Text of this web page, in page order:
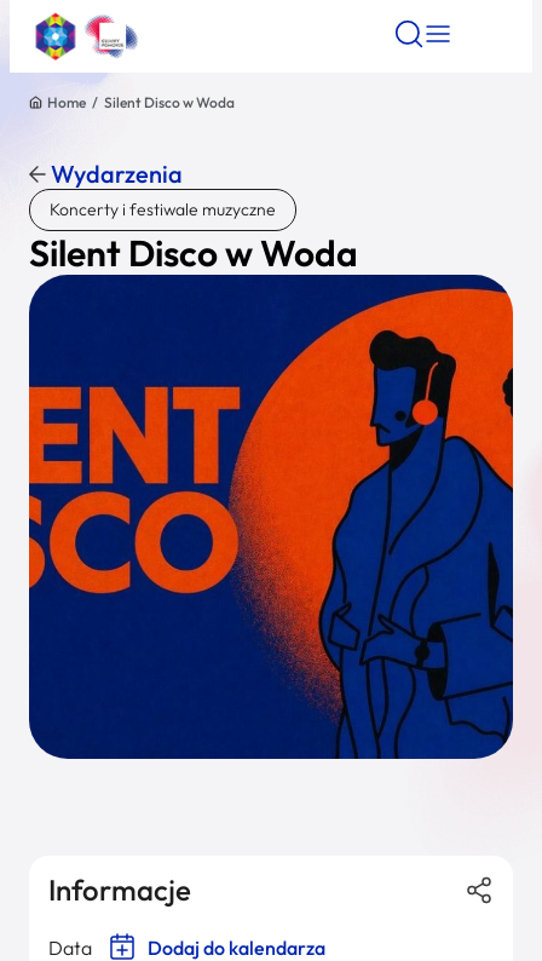
Znajdź atrakcję
Nazwa atrakcji
Miasto
Wyszukaj
Home / Silent Disco w Woda
Wydarzenia
Koncerty i festiwale muzyczne
Silent Disco w Woda
Informacje
Data Dodaj do kalendarza